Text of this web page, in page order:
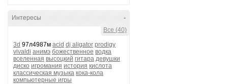
-
Интересы
Все (40)
3d 97л4987м acid dj aligator prodigy
vivaldi анимэ божественное водка
вселенная высоцкий гитара девушки
диско игромания история кислота
классическая музыка кока-кола
компьютерные игры